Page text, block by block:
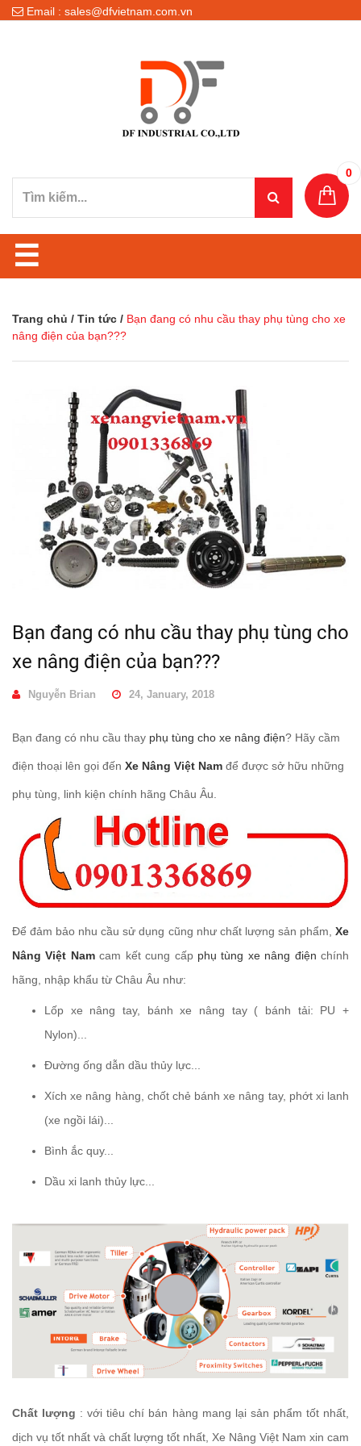
Email : sales@dfvietnam.com.vn
0
☰
Trang chủ / Tin tức / Bạn đang có nhu cầu thay phụ tùng cho xe
nâng điện của bạn???
Bạn đang có nhu cầu thay phụ tùng cho
xe nâng điện của bạn???
Nguyễn Brian 24, January, 2018
Bạn đang có nhu cầu thay phụ tùng cho xe nâng điện? Hãy cầm
điện thoại lên gọi đến Xe Nâng Việt Nam để được sở hữu những
phụ tùng, linh kiện chính hãng Châu Âu.
Để đảm bảo nhu cầu sử dụng cũng như chất lượng sản phẩm, Xe
Nâng Việt Nam cam kết cung cấp phụ tùng xe nâng điệnchính
hãng, nhập khẩu từ Châu Âu như:
Lốp xe nâng tay, bánh xe nâng tay ( bánh tải: PU +
Nylon)...
Đường ống dẫn dầu thủy lực...
Xích xe nâng hàng, chốt chẻ bánh xe nâng tay, phớt xi lanh
(xe ngồi lái)...
Bình ắc quy...
Dầu xi lanh thủy lực...
Chất lượng : với tiêu chí bán hàng mang lại sản phẩm tốt nhất,
dịch vụ tốt nhất và chất lượng tốt nhất, Xe Nâng Việt Nam xin cam